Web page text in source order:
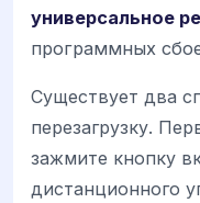
универсальное
программных
Существует два
перезагрузку.
зажмите кнопку
дистанционного